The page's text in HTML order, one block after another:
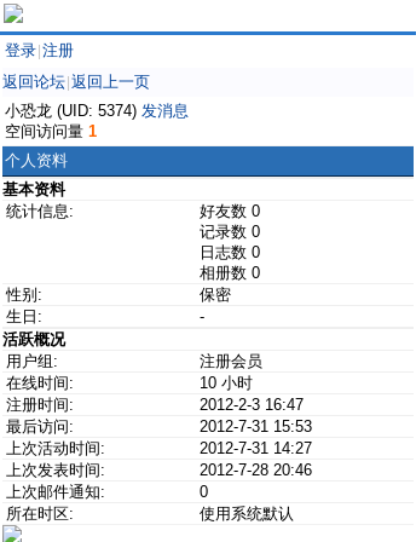
登录 注册
返回论坛 返回上一页
小恐龙 (UID: 5374) 发消息
空间访问量 1
个人资料
基本资料
统计信息:
好友数 0
记录数 0
日志数 0
相册数 0
性别:
保密
生日:
-
活跃概况
用户组:
注册会员
在线时间:
10 小时
注册时间:
2012-2-3 16:47
最后访问:
2012-7-31 15:53
上次活动时间:
2012-7-31 14:27
上次发表时间:
2012-7-28 20:46
上次邮件通知:
0
所在时区:
使用系统默认